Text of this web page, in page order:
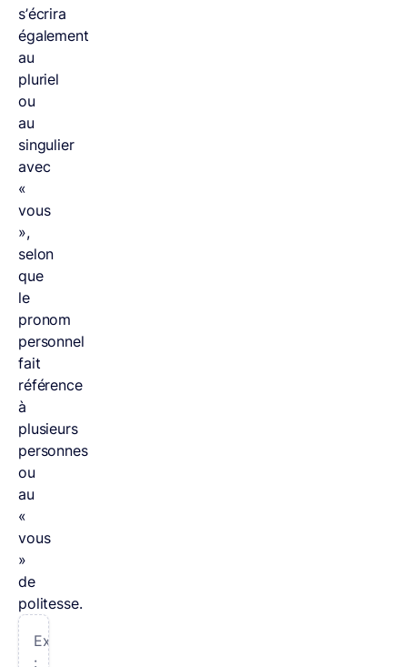
s’écrira
également
au
pluriel
ou
au
singulier
avec
«
vous
»,
selon
que
le
pronom
personnel
fait
référence
à
plusieurs
personnes
ou
au
«
vous
»
de
politesse.
Exemples
: